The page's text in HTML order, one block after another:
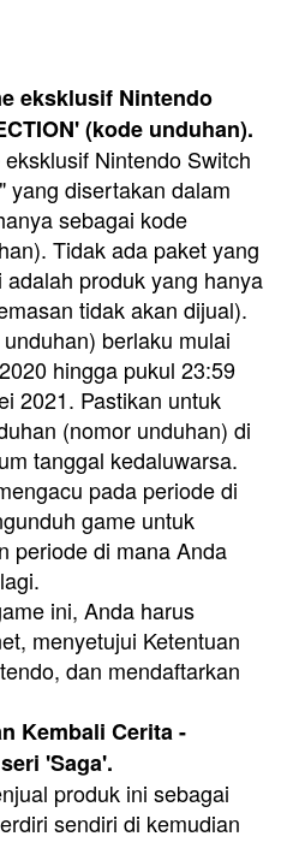
eksklusif Nintendo
(kode unduhan).
Nintendo Switch
yang disertakan dalam
sebagai kode
Tidak ada paket yang
produk yang hanya
tidak akan dijual).
berlaku mulai
hingga pukul 23:59
2021. Pastikan untuk
(nomor unduhan) di
tanggal kedaluwarsa.
pada periode di
game untuk
periode di mana Anda
ini, Anda harus
menyetujui Ketentuan
dan mendaftarkan
Kembali Cerita -
'Saga'.
produk ini sebagai
sendiri di kemudian